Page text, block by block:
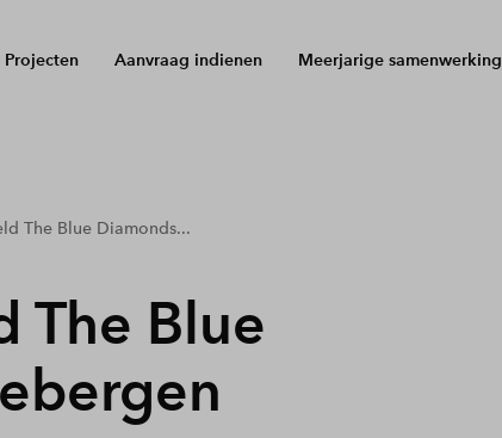
Projecten Aanvraag indienen Meerjarige samenwerking
The Blue Diamonds...
The Blue